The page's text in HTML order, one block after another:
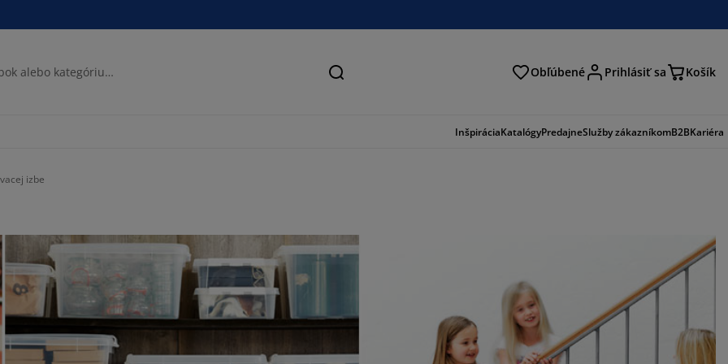
Hľadať Obľúbené Prihlásiť sa Košík
InšpiráciaKatalógyPredajneSlužby zákazníkomB2BKariéra
izbe